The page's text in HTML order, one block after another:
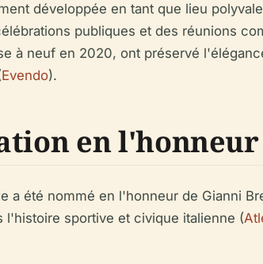
développée en tant que lieu
publiques et des réunions
à neuf en 2020, ont préservé
Evendo).
en
a été nommé en l'honneur de Gianni
l'histoire sportive et civique italienne (